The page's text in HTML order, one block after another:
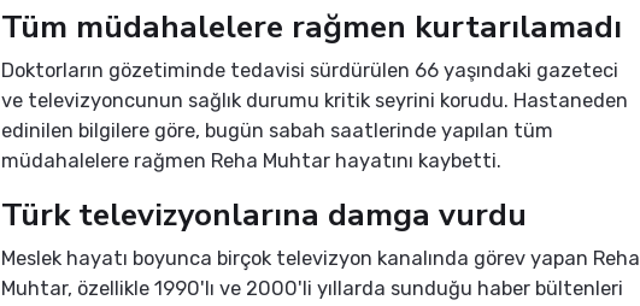
Tüm müdahalelere rağmen kurtarılamadı
Doktorların gözetiminde tedavisi sürdürülen 66 yaşındaki gazeteci
ve televizyoncunun sağlık durumu kritik seyrini korudu. Hastaneden
edinilen bilgilere göre, bugün sabah saatlerinde yapılan tüm
müdahalelere rağmen Reha Muhtar hayatını kaybetti.
Türk televizyonlarına damga vurdu
Meslek hayatı boyunca birçok televizyon kanalında görev yapan Reha
Muhtar, özellikle 1990'lı ve 2000'li yıllarda sunduğu haber bültenleri